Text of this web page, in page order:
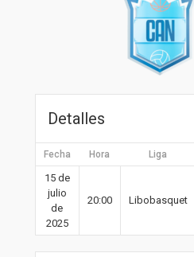
Detalles
Fecha Hora Liga
15 de
julio
de
2025
20:00 Libobasquet